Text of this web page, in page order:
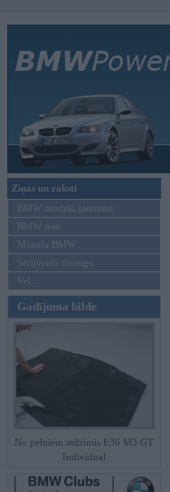
Ziņas un raksti
BMW modeļu jaunumi
BMW testi
Mēneša BMW
Sērijveida tūnings
Vel...
Gadījuma bilde
No pelniem atdzimis E36 M3 GT
Individual